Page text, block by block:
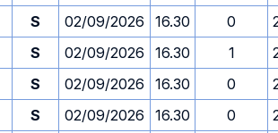
S 02/09/2026 16.30 0
S 02/09/2026 16.30 1
S 02/09/2026 16.30 0
S 02/09/2026 16.30 0